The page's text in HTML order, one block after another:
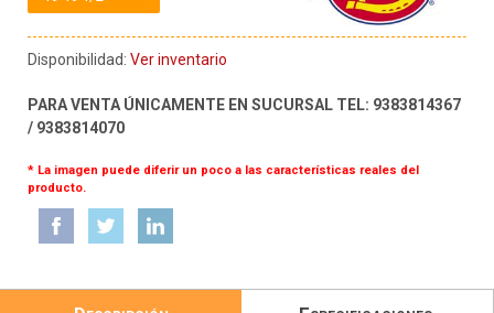
Disponibilidad: Ver inventario
PARA VENTA ÚNICAMENTE EN SUCURSAL TEL: 9383814367
/ 9383814070
* La imagen puede diferir un poco a las características reales del
producto.